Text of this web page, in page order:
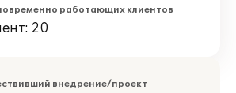
работающих клиентов
20
внедрение/проект